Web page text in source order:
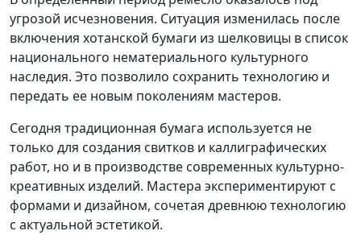
угрозой исчезновения. Ситуация изменилась после
включения хотанской бумаги из шелковицы в список
национального нематериального культурного
наследия. Это позволило сохранить технологию и
передать ее новым поколениям мастеров.
Сегодня традиционная бумага используется не
только для создания свитков и каллиграфических
работ, но и в производстве современных культурно-
креативных изделий. Мастера экспериментируют с
формами и дизайном, сочетая древнюю технологию
с актуальной эстетикой.